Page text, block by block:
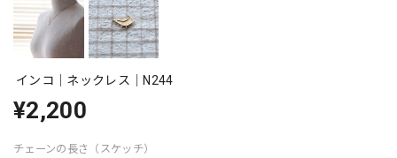
インコ｜ネックレス｜N244
¥2,200
チェーンの長さ（スケッチ）